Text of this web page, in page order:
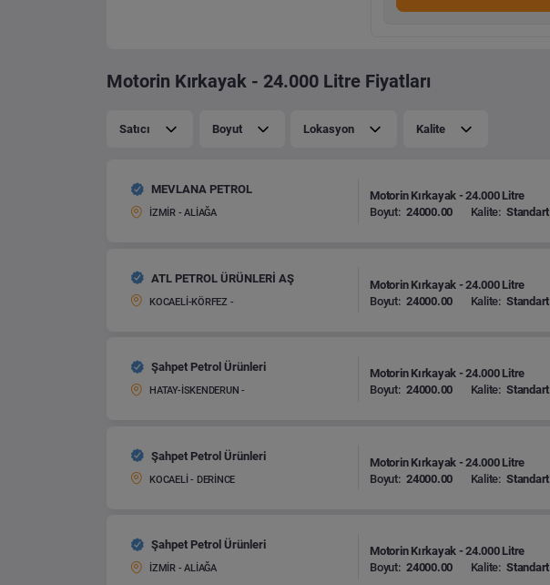
Motorin Kırkayak - 24.000 Litre Fiyatları
Satıcı Boyut Lokasyon Kalite
MEVLANA PETROL
İZMİR - ALİAĞA
Motorin Kırkayak - 24.000 Litre
Boyut: 24000.00 Kalite: Standart
ATL PETROL ÜRÜNLERİ AŞ
KOCAELİ-KÖRFEZ -
Motorin Kırkayak - 24.000 Litre
Boyut: 24000.00 Kalite: Standart
Şahpet Petrol Ürünleri
HATAY-İSKENDERUN -
Motorin Kırkayak - 24.000 Litre
Boyut: 24000.00 Kalite: Standart
Şahpet Petrol Ürünleri
KOCAELİ - DERİNCE
Motorin Kırkayak - 24.000 Litre
Boyut: 24000.00 Kalite: Standart
Şahpet Petrol Ürünleri
İZMİR - ALİAĞA
Motorin Kırkayak - 24.000 Litre
Boyut: 24000.00 Kalite: Standart